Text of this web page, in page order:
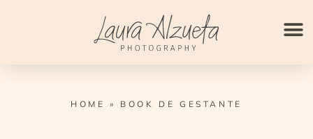
HOME » BOOK DE GESTANTE